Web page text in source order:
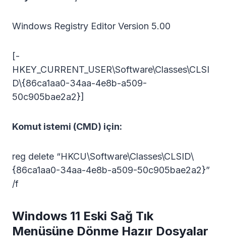
Windows Registry Editor Version 5.00
[-
HKEY_CURRENT_USER\Software\Classes\CLSI
D\{86ca1aa0-34aa-4e8b-a509-
50c905bae2a2}]
Komut istemi (CMD) için:
reg delete “HKCU\Software\Classes\CLSID\
{86ca1aa0-34aa-4e8b-a509-50c905bae2a2}”
/f
Windows 11 Eski Sağ Tık
Menüsüne Dönme Hazır Dosyalar